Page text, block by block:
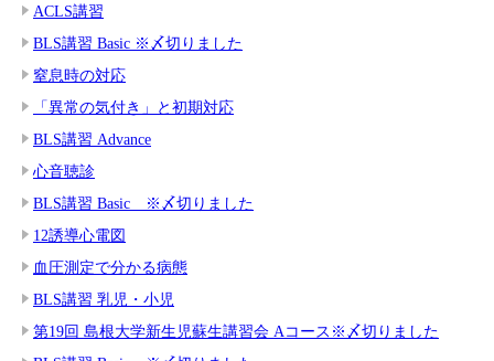
ACLS講習
BLS講習 Basic ※〆切りました
窒息時の対応
「異常の気付き」と初期対応
BLS講習 Advance
心音聴診
BLS講習 Basic ※〆切りました
12誘導心電図
血圧測定で分かる病態
BLS講習 乳児・小児
第19回 島根大学新生児蘇生講習会 Aコース※〆切りました